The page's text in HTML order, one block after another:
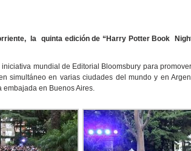
la quinta edición de “Harry Potter Book
iniciativa mundial de Editorial Bloomsbury para
simultáneo en varias ciudades del mundo y en
embajada en Buenos Aires.